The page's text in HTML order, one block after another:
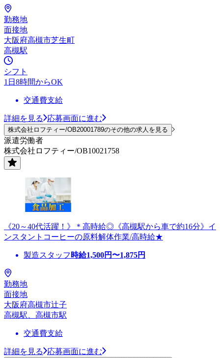
勤務地
面接地
大阪府高槻市芝生町
高槻駅
シフト
1日8時間からOK
交通費支給
詳細を見る 応募画面に進む
株式会社ロフティー/OB20001789のその他の求人を見る
派遣労働者
株式会社ロフティー/OB10021758
《20～40代活躍！》＊高時給◎《高槻駅から車で約16分》イ
ンスタントコーヒーの原料解体作業/高時給★
製造スタッフ 時給1,500円〜1,875円
勤務地
面接地
大阪府高槻市辻子
高槻駅、高槻市駅
交通費支給
詳細を見る 応募画面に進む